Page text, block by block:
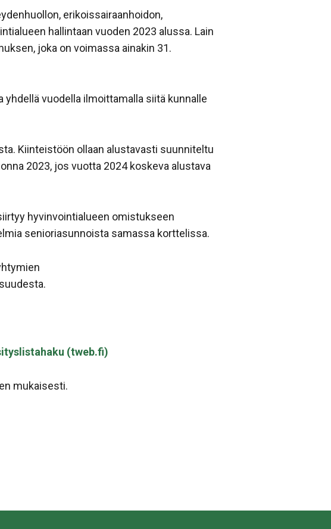
erikoissairaanhoidon,
hallintaan vuoden 2023 alussa. Lain
joka on voimassa ainakin 31.
vuodella ilmoittamalla siitä kunnalle
Kiinteistöön ollaan alustavasti suunniteltu
2023, jos vuotta 2024 koskeva alustava
hyvinvointialueen omistukseen
senioriasunnoista samassa korttelissa.
(tweb.fi)
mukaisesti.